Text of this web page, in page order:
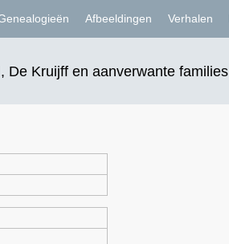
De Kruijff en aanverwante families
Afbeeldingen Verhalen